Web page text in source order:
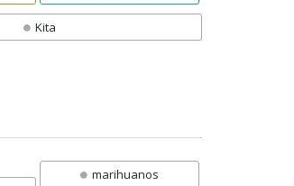
Kita
marihuanos